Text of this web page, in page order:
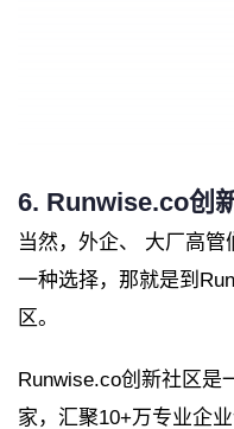
6. Runwise.co创
当然，外企、 大厂高
一种选择，那就是到
区。
Runwise.co创新社区是
家，汇聚10+万专业企